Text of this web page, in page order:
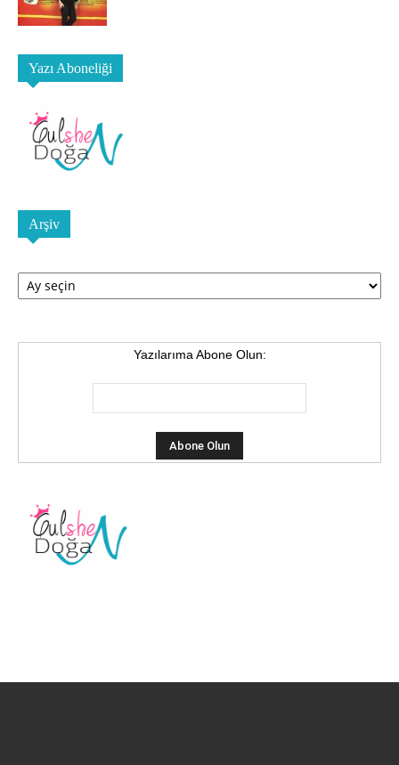
Yazı Aboneliği
Arşiv
Arşiv
Yazılarıma Abone Olun: